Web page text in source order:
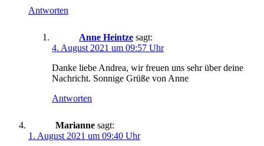
Antworten
Anne Heintze sagt:
4. August 2021 um 09:57 Uhr
Danke liebe Andrea, wir freuen uns sehr über deine
Nachricht. Sonnige Grüße von Anne
Antworten
Marianne sagt:
1. August 2021 um 09:40 Uhr